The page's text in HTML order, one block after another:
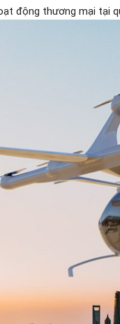
động thương mại tại